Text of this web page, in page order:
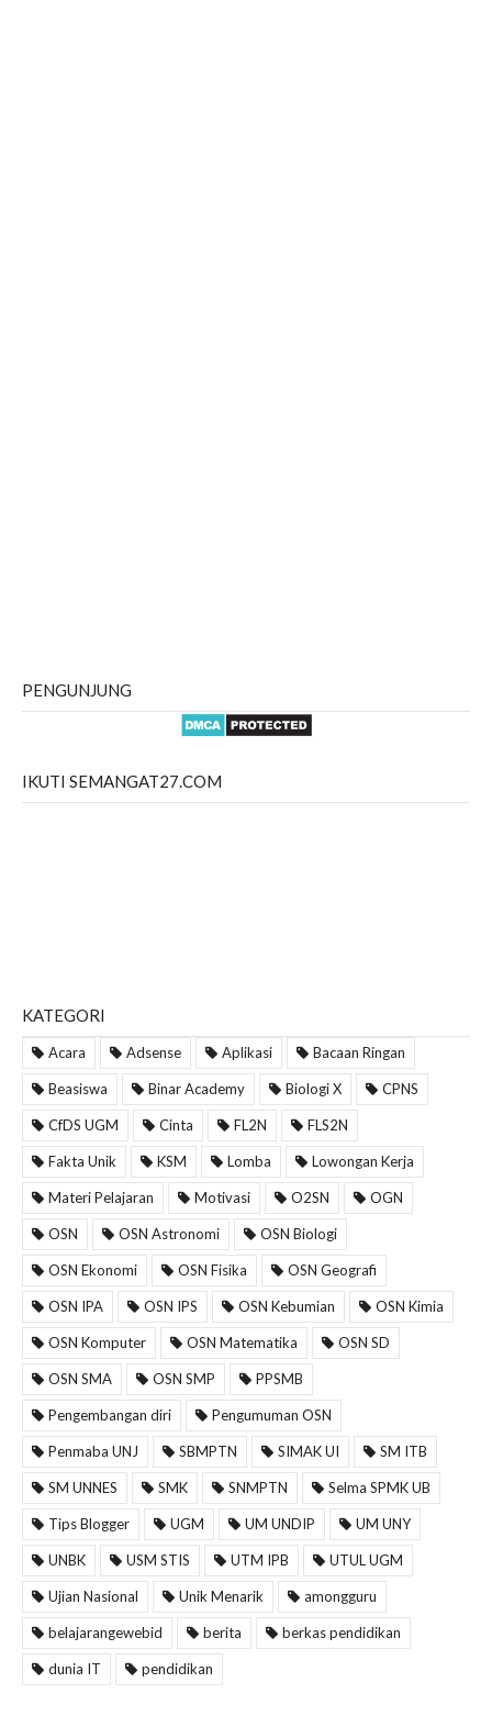
PENGUNJUNG
IKUTI SEMANGAT27.COM
KATEGORI
Acara Adsense Aplikasi Bacaan Ringan
Beasiswa Binar Academy Biologi X CPNS
CfDS UGM Cinta FL2N FLS2N
Fakta Unik KSM Lomba Lowongan Kerja
Materi Pelajaran Motivasi O2SN OGN
OSN OSN Astronomi OSN Biologi
OSN Ekonomi OSN Fisika OSN Geografi
OSN IPA OSN IPS OSN Kebumian OSN Kimia
OSN Komputer OSN Matematika OSN SD
OSN SMA OSN SMP PPSMB
Pengembangan diri Pengumuman OSN
Penmaba UNJ SBMPTN SIMAK UI SM ITB
SM UNNES SMK SNMPTN Selma SPMK UB
Tips Blogger UGM UM UNDIP UM UNY
UNBK USM STIS UTM IPB UTUL UGM
Ujian Nasional Unik Menarik amongguru
belajarangewebid berita berkas pendidikan
dunia IT pendidikan